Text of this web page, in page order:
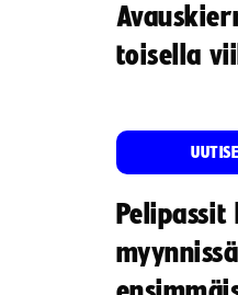
toisella